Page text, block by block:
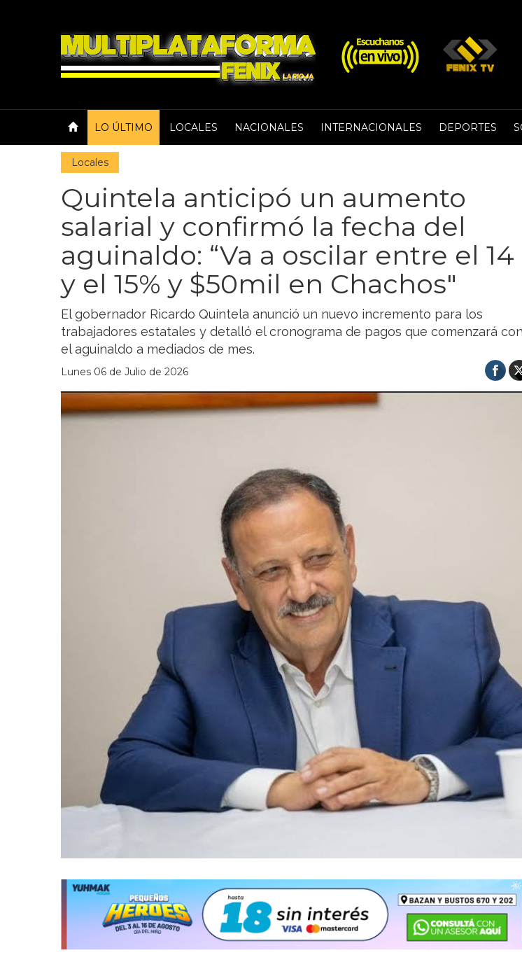
LO ÚLTIMO LOCALES NACIONALES INTERNACIONALES DEPORTES
Locales
Quintela anticipó un aumento
salarial y confirmó la fecha del
aguinaldo: “Va a oscilar entre el 14
y el 15% y $50mil en Chachos"
El gobernador Ricardo Quintela anunció un nuevo incremento para los
trabajadores estatales y detalló el cronograma de pagos que comenzará con
el aguinaldo a mediados de mes.
Lunes 06 de Julio de 2026